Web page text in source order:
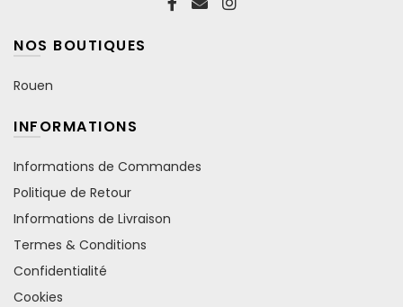
NOS BOUTIQUES
Rouen
INFORMATIONS
Informations de Commandes
Politique de Retour
Informations de Livraison
Termes & Conditions
Confidentialité
Cookies